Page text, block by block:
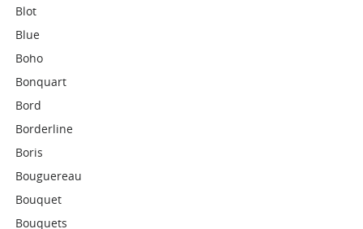
Blot
Blue
Boho
Bonquart
Bord
Borderline
Boris
Bouguereau
Bouquet
Bouquets